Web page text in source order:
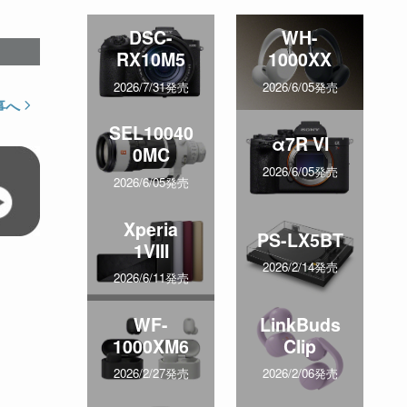
へ
DSC-
RX10M5
2026/7/31発売
WH-
1000XX
2026/6/05発売
SEL10040
0MC
2026/6/05発売
α7R VI
2026/6/05発売
Xperia
1VIII
2026/6/11発売
PS-LX5BT
2026/2/14発売
WF-
1000XM6
2026/2/27発売
LinkBuds
Clip
2026/2/06発売